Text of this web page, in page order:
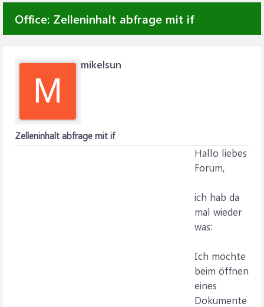
Office: Zelleninhalt abfrage mit if
M
mikelsun
Zelleninhalt abfrage mit if
Hallo liebes
Forum,
ich hab da
mal wieder
was:
Ich möchte
beim öffnen
eines
Dokumente